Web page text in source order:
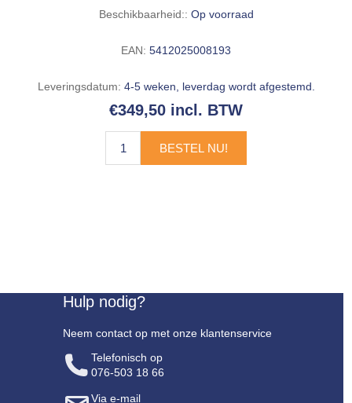
Beschikbaarheid:: Op voorraad
EAN: 5412025008193
Leveringsdatum: 4-5 weken, leverdag wordt afgestemd.
€349,50 incl. BTW
BESTEL NU!
Hulp nodig?
Neem contact op met onze klantenservice
Telefonisch op
076-503 18 66
Via e-mail